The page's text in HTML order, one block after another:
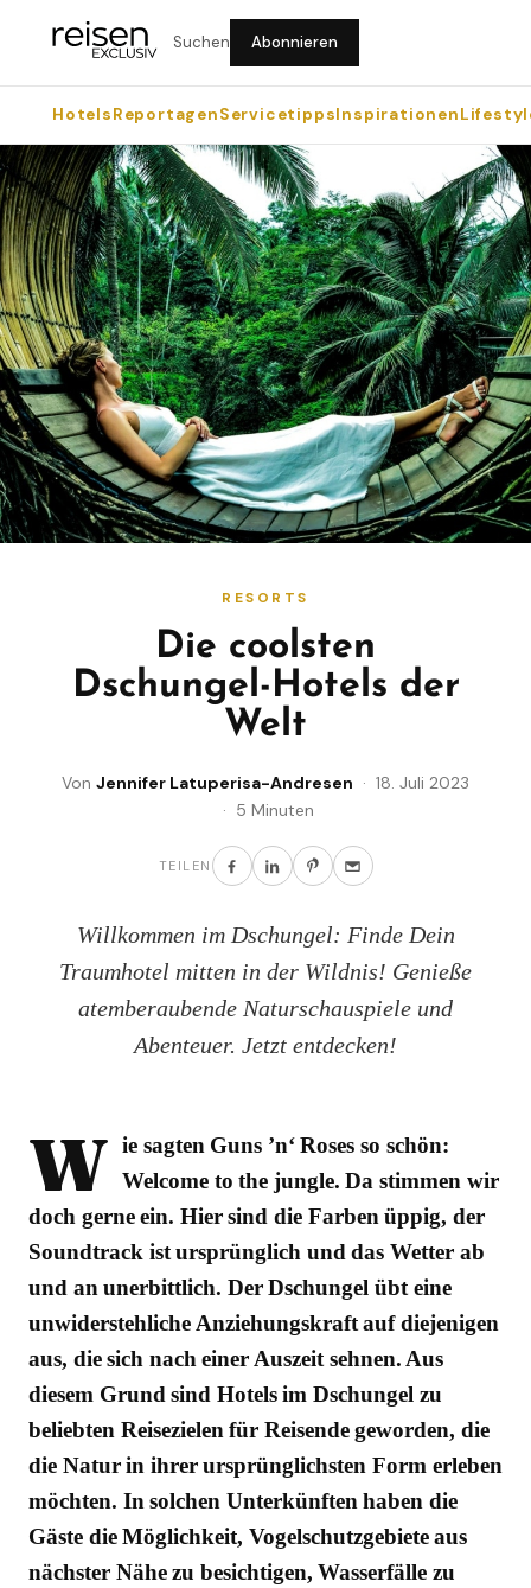
Suchen Abonnieren
HotelsReportagenServicetippsInspirationen
RESORTS
Die coolsten
Dschungel-Hotels der
Welt
Von Jennifer Latuperisa-Andresen · 18. Juli 2023
· 5 Minuten
TEILEN
Willkommen im Dschungel: Finde Dein
Traumhotel mitten in der Wildnis! Genieße
atemberaubende Naturschauspiele und
Abenteuer. Jetzt entdecken!
W ie sagten Guns ’n‘ Roses so schön:
Welcome to the jungle. Da stimmen wir
doch gerne ein. Hier sind die Farben üppig, der
Soundtrack ist ursprünglich und das Wetter ab
und an unerbittlich. Der Dschungel übt eine
unwiderstehliche Anziehungskraft auf diejenigen
aus, die sich nach einer Auszeit sehnen. Aus
diesem Grund sind Hotels im Dschungel zu
beliebten Reisezielen für Reisende geworden, die
die Natur in ihrer ursprünglichsten Form erleben
möchten. In solchen Unterkünften haben die
Gäste die Möglichkeit, Vogelschutzgebiete aus
nächster Nähe zu besichtigen, Wasserfälle zu